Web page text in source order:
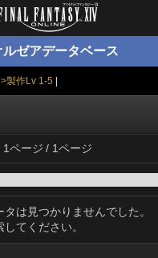
ルゼアデータベース
製作Lv 1-5
1ページ / 1ページ
は見つかりませんでした。
てください。